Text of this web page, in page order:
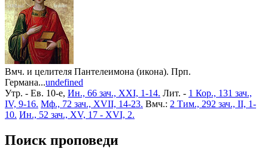
Вмч. и целителя Пантелеимона (икона). Прп.
Германа...undefined
Утр. - Ев. 10-е, Ин., 66 зач., XXI, 1-14. Лит. - 1 Кор., 131 зач.,
IV, 9-16. Мф., 72 зач., XVII, 14-23. Вмч.: 2 Тим., 292 зач., II, 1-
10. Ин., 52 зач., XV, 17 - XVI, 2.
Поиск проповеди